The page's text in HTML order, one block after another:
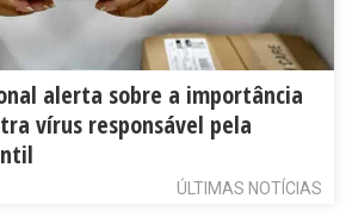
alerta sobre a importância
vírus responsável pela
ÚLTIMAS NOTÍCIAS